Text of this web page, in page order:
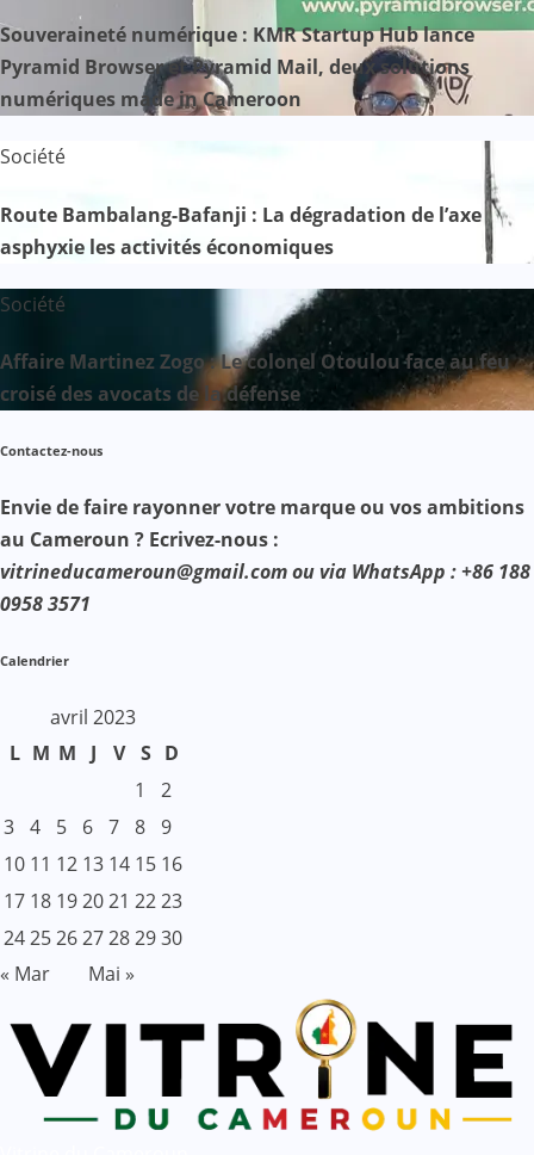
Souveraineté numérique : KMR Startup Hub lance
Pyramid Browser et Pyramid Mail, deux solutions
numériques made in Cameroon
Société
Route Bambalang-Bafanji : La dégradation de l’axe
asphyxie les activités économiques
Société
Affaire Martinez Zogo : Le colonel Otoulou face au feu
croisé des avocats de la défense
Contactez-nous
Envie de faire rayonner votre marque ou vos ambitions
au Cameroun ? Ecrivez-nous :
vitrineducameroun@gmail.com ou via WhatsApp : +86 188
0958 3571
Calendrier
avril 2023
L M M J V S D
1
2
3 4 5 6 7 8 9
10 11 12 13 14 15 16
17 18 192021 2223
24252627282930
« Mar
Mai »